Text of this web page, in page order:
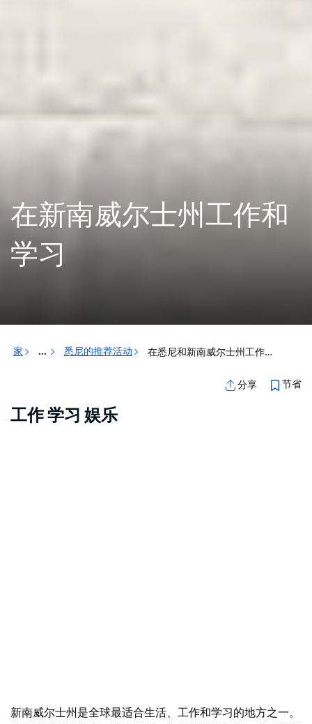
在新南威尔士州工作和
学习
家 ... 悉尼的推荐活动 在悉尼和新南威尔士州工作和学习
分享 节省
工作 学习 娱乐
新南威尔士州是全球最适合生活、工作和学习的地方之一。